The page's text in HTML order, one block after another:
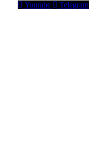
Youtube Telegram